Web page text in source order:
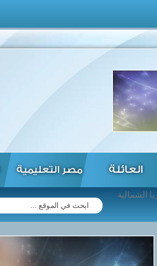
العائلة مصر التعليمية